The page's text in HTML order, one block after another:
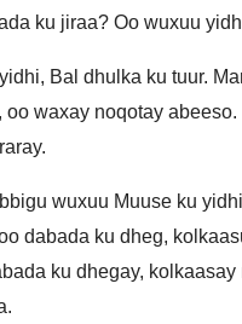
ku jiraa? Oo wuxuu
Bal dhulka ku tuur.
oo waxay noqotay
wuxuu Muuse ku
dabada ku dheg,
ku dhegay, kolkaasay